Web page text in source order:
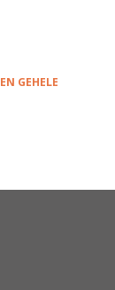
GEHELE
graad)
1